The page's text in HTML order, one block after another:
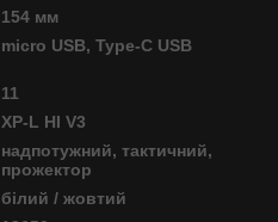
154 мм
micro USB, Type-C USB
11
XP-L HI V3
надпотужний, тактичний,
прожектор
білий / жовтий